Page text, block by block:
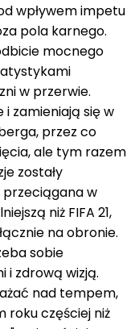
wpływem impetu
pola karnego.
mocnego
w przerwie.
zamieniają się w
przez co
ale tym razem
zostały
przeciągana w
niż FIFA 21,
na obronie.
sobie
i zdrową wizją.
nad tempem,
roku częściej niż